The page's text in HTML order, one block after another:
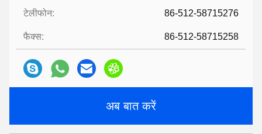
टेलीफोन: 86-512-58715276
फैक्स: 86-512-58715258
अब बात करें